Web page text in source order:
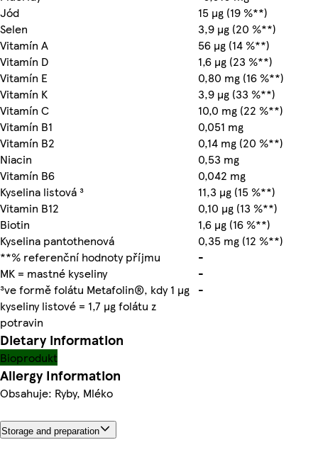
Jód
15 µg (19 %**)
Selen
3,9 µg (20 %**)
Vitamín A
56 µg (14 %**)
Vitamín D
1,6 µg (23 %**)
Vitamín E
0,80 mg (16 %**)
Vitamín K
3,9 µg (33 %**)
Vitamín C
10,0 mg (22 %**)
Vitamín B1
0,051 mg
Vitamín B2
0,14 mg (20 %**)
Niacin
0,53 mg
Vitamín B6
0,042 mg
Kyselina listová ³
11,3 µg (15 %**)
Vitamin B12
0,10 µg (13 %**)
Biotin
1,6 µg (16 %**)
Kyselina pantothenová
0,35 mg (12 %**)
**% referenční hodnoty příjmu
-
MK = mastné kyseliny
-
³ve formě folátu Metafolin®, kdy 1 µg
kyseliny listové = 1,7 µg folátu z
potravin
-
Dietary information
Bioprodukt
Allergy Information
Obsahuje: Ryby, Mléko
Storage and preparation